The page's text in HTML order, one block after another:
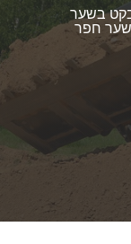
בשער
שער חפר